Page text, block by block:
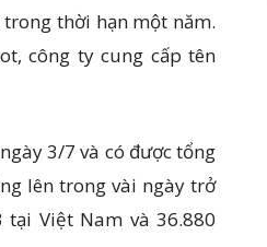
thời hạn một năm.
công ty cung cấp tên
3/7 và có được tổng
lên trong vài ngày trở
Việt Nam và 36.880